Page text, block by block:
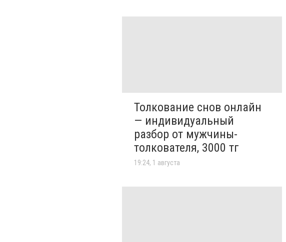
Толкование снов онлайн
— индивидуальный
разбор от мужчины-
толкователя, 3000 тг
19:24, 1 августа